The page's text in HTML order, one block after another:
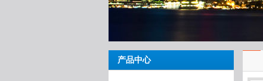
产品中心